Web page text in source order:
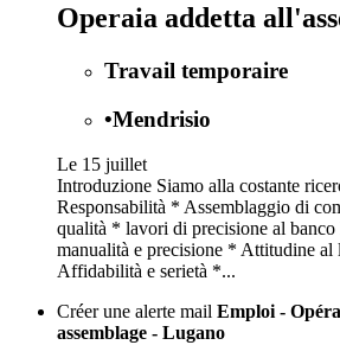
Operaia addetta
Travail temporaire
•Mendrisio
Le 15 juillet
Introduzione Siamo alla costante
Responsabilità * Assemblaggio di
qualità * lavori di precisione al
manualità e precisione * Attitudine al
Affidabilità e serietà *...
Créer une alerte mail Emploi -
assemblage - Lugano